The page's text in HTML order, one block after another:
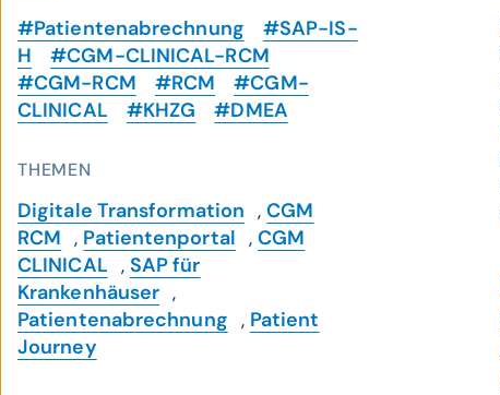
#Patientenabrechnung
#SAP-IS-
H
#CGM-CLINICAL-RCM
#CGM-RCM
#RCM
#CGM-
CLINICAL
#KHZG #DMEA
THEMEN
Digitale Transformation ,CGM
RCM , Patientenportal ,CGM
CLINICAL , SAP für
Krankenhäuser ,
Patientenabrechnung , Patient
Journey